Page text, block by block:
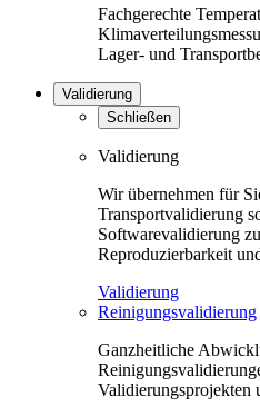
Fachgerechte
Lager- und
Validierung
Schließen
Validierung
Wir übernehmen für
Transportvalidierung
Softwarevalidierung
Reproduzierbarkeit
Validierung
Reinigungsvalidierung
Ganzheitliche
Validierungsprojekten